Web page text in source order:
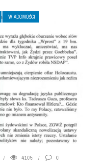
WIADOMOŚCI
4105 0